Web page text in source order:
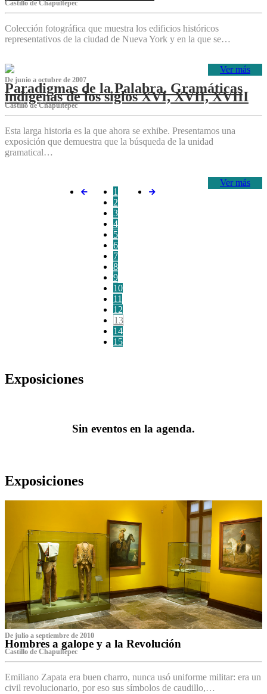
Castillo de Chapultepec
Colección fotográfica que muestra los edificios históricos
representativos de la ciudad de Nueva York y en la que se…
Ver más
De junio a octubre de 2007
Paradigmas de la Palabra. Gramáticas
indígenas de los siglos XVI, XVII, XVIII
Castillo de Chapultepec
Esta larga historia es la que ahora se exhibe. Presentamos una
exposición que demuestra que la búsqueda de la unidad
gramatical…
Ver más
1
2
3
4
5
6
7
8
9
10
11
12
13
14
15
Exposiciones
Sin eventos en la agenda.
Exposiciones
De julio a septiembre de 2010
Hombres a galope y a la Revolución
Castillo de Chapultepec
Emiliano Zapata era buen charro, nunca usó uniforme militar: era un
civil revolucionario, por eso sus símbolos de caudillo,…